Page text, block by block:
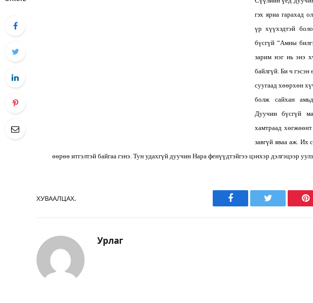
гэх яриа гарахад
үр хүүхэдтэй
бүсгүй “Амны
зарим нэг нь энэ
байлгүй. Би ч
суугаад хөөрхөн
болж сайхан
Дуучин бүсгүй
хамтраад
завгүй яваа аж. Их
өөрөө итгэлтэй байгаа гэнэ. Тун удахгүй дуучин Нара фенүүдтэйгээ цэнхэр дэлгэцээр
ХУВААЛЦАХ.
Facebook Twitter
Урлаг